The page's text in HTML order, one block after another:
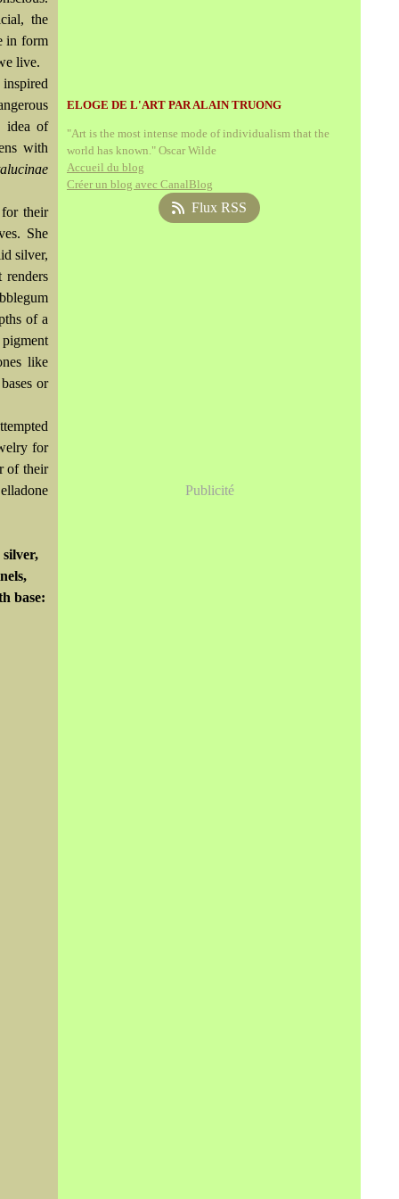
the
in form
live.
idea of
with
for their
She
silver,
renders
of a
like
or
for
of their
base:
ELOGE DE L'ART PAR ALAIN TRUONG
"Art is the most intense mode of individualism that the
world has known." Oscar Wilde
Accueil du blog
Créer un blog avec CanalBlog
Flux RSS
Publicité